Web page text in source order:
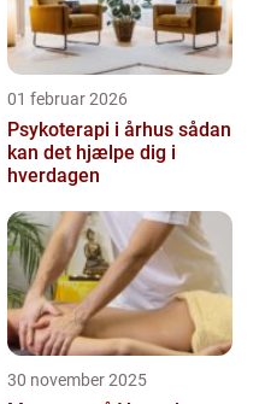
01 februar 2026
Psykoterapi i århus sådan
kan det hjælpe dig i
hverdagen
30 november 2025